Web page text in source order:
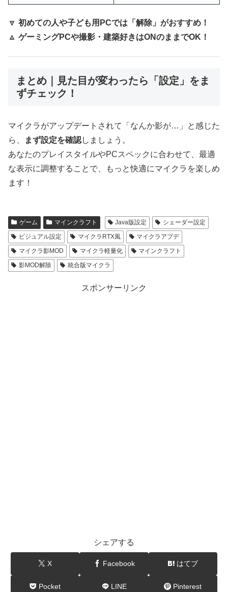
🔽 初めての人や子ども用PCでは「解除」がおすすめ！
🔼 ゲーミングPCや撮影・建築好きはONのままでOK！
まとめ｜見た目が変わったら「設定」をま
ずチェック！
マイクラがアップデートされて「なんか影が…」と感じた
ら、
まず設定を確認しましょう。
あなたのプレイスタイルやPCスペックに合わせて、最適
な表示に調整することで、もっと快適にマイクラを楽しめ
ます！
ゲーム マインクラフト Java版設定
シェーダー設定
ビジュアル設定
マイクラRTX風
マイクラアプデ
マイクラ影MOD
マイクラ軽量化
マインクラフト
影MOD解除
統合版マイクラ
スポンサーリンク
シェアする
X Facebook はてブ
Pocket LINE Pinterest